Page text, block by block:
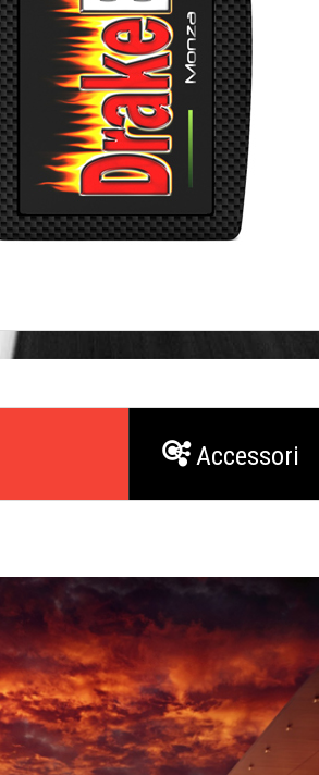
Accessori